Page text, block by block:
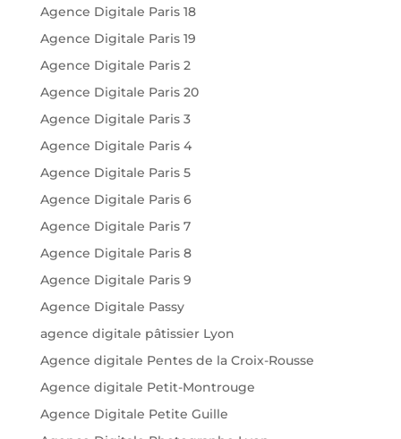
Agence Digitale Paris 18
Agence Digitale Paris 19
Agence Digitale Paris 2
Agence Digitale Paris 20
Agence Digitale Paris 3
Agence Digitale Paris 4
Agence Digitale Paris 5
Agence Digitale Paris 6
Agence Digitale Paris 7
Agence Digitale Paris 8
Agence Digitale Paris 9
Agence Digitale Passy
agence digitale pâtissier Lyon
Agence digitale Pentes de la Croix-Rousse
Agence digitale Petit-Montrouge
Agence Digitale Petite Guille